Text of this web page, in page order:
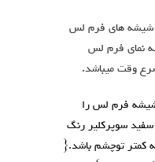
شیشه های فرم لس
نمای فرم لس
وقت میباشد.
شیشه فرم لس را
سفید سوپرکلیر رنگ
که کمتر توچشم باشد.{